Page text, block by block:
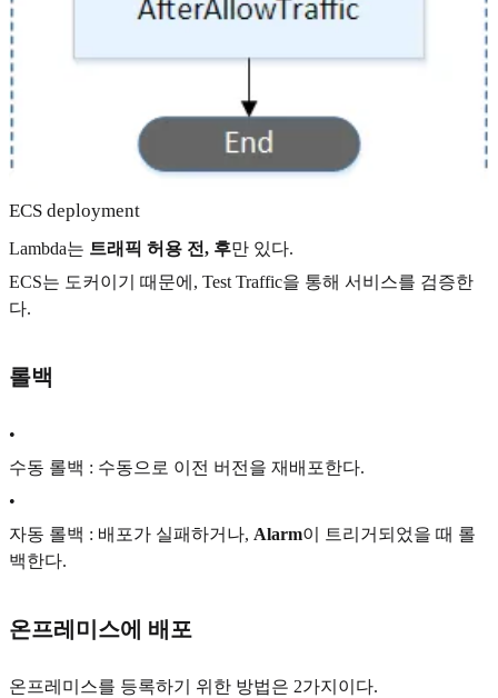
ECS deployment
Lambda는 트래픽 허용 전, 후만 있다.
ECS는 도커이기 때문에, Test Traffic을 통해 서비스를 검증한
다.
롤백
•
수동 롤백 : 수동으로 이전 버전을 재배포한다.
•
자동 롤백 : 배포가 실패하거나, Alarm이 트리거되었을 때 롤
백한다.
온프레미스에 배포
온프레미스를 등록하기 위한 방법은 2가지이다.